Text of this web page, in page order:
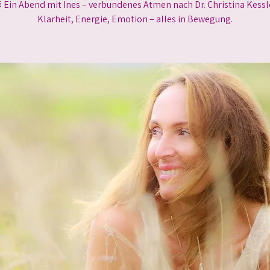
Ein Abend mit Ines – verbundenes Atmen nach Dr. Christina
Klarheit, Energie, Emotion – alles in Bewegung.